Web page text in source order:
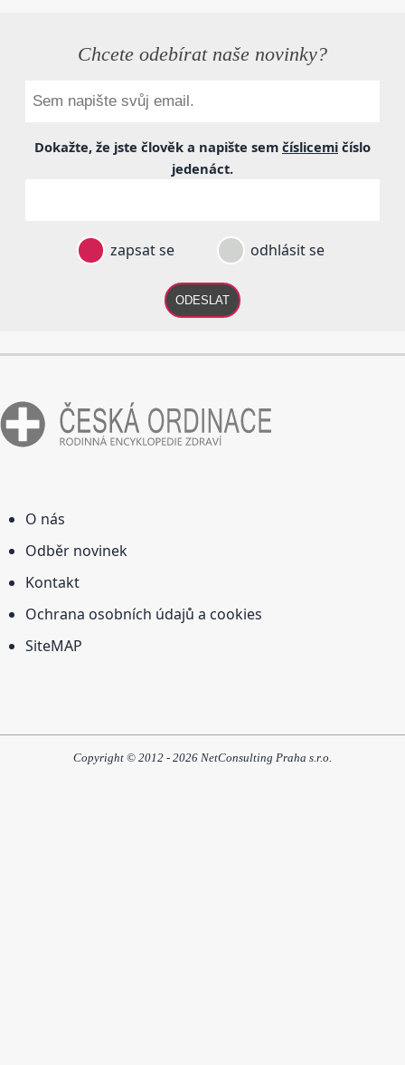
Chcete odebírat naše novinky?
Dokažte, že jste člověk a napište sem číslicemi číslo
jedenáct.
zapsat se odhlásit se
ODESLAT
O nás
Odběr novinek
Kontakt
Ochrana osobních údajů a cookies
SiteMAP
Copyright © 2012 - 2026 NetConsulting Praha s.r.o.